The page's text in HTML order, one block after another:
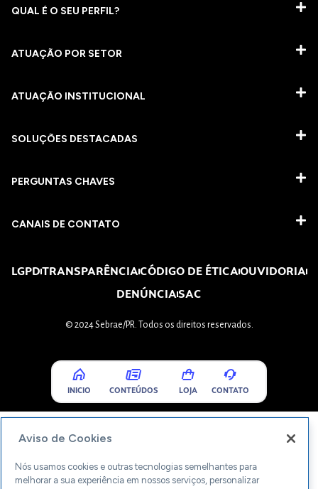
QUAL É O SEU PERFIL?
ATUAÇÃO POR SETOR
ATUAÇÃO INSTITUCIONAL
SOLUÇÕES DESTACADAS
PERGUNTAS CHAVES​
CANAIS DE CONTATO
LGPDTRANSPARÊNCIACÓDIGO DE ÉTICAOUVIDORIA
DENÚNCIASAC
© 2024 Sebrae/PR. Todos os direitos reservados.
INICIO CONTEÚDOS LOJA CONTATO
Aviso de Cookies
Nós usamos cookies e outras tecnologias semelhantes para
melhorar a sua experiência em nossos serviços, personalizar